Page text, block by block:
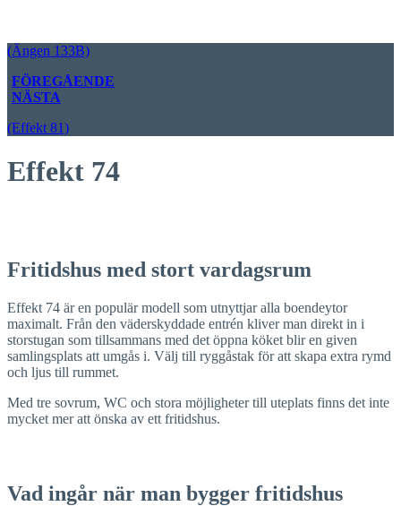
(Ängen 133B)
FÖREGÅENDE
NÄSTA
(Effekt 81)
Effekt 74
Fritidshus med stort vardagsrum
Effekt 74 är en populär modell som utnyttjar alla boendeytor
maximalt. Från den väderskyddade entrén kliver man direkt in i
storstugan som tillsammans med det öppna köket blir en given
samlingsplats att umgås i. Välj till ryggåstak för att skapa extra rymd
och ljus till rummet.
Med tre sovrum, WC och stora möjligheter till uteplats finns det inte
mycket mer att önska av ett fritidshus.
Vad ingår när man bygger fritidshus